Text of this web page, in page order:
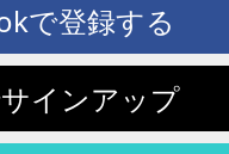
で登録する
インアップ